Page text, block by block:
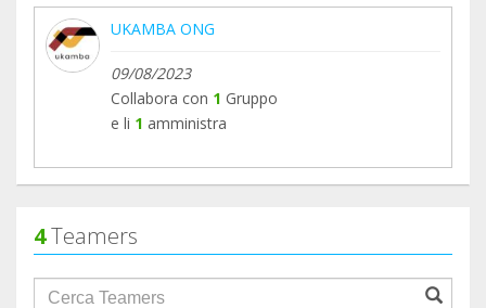
UKAMBA ONG
09/08/2023
Collabora con 1 Gruppo
e li 1 amministra
4Teamers
groupProfile.searchForm.search.text???